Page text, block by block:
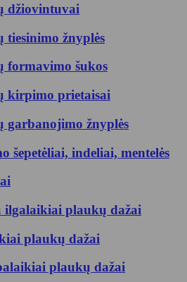
džiovintuvai
tiesinimo žnyplės
formavimo šukos
kirpimo prietaisai
garbanojimo žnyplės
šepetėliai, indeliai, mentelės
ilgalaikiai plaukų dažai
plaukų dažai
plaukų dažai